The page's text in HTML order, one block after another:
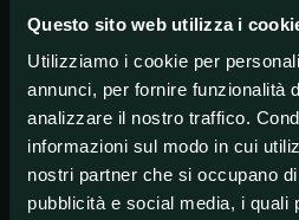
Questo sito web utilizza i
Utilizziamo i cookie per
annunci, per fornire funzionalità
analizzare il nostro traffico.
informazioni sul modo in cui
nostri partner che si occupano
pubblicità e social media, i quali
Los Angeles Dodgers,
altri. Scritta in inglese, l'e-mail
da qualcuno che affermava di
giapponese, aggiungendo che
stanno attualmente
l'e-mail sia stata